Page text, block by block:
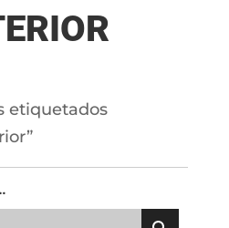
etiquetados